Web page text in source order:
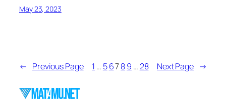
May 23, 2023
← Previous Page 1 … 56789 …28 Next Page →